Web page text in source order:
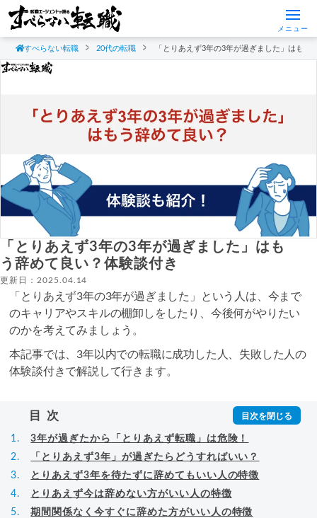
メニュー
すべらない転職 20代の転職 「とりあえず3年の3年が過ぎました」はもう
「とりあえず3年の3年が過ぎました」はも
う辞めて良い？体験談付き
更新日：2025.04.14
「とりあえず3年の3年が過ぎました」という人は、今まで
のキャリアやスキルの棚卸しをしたり、今後何がやりたい
のかを考えてみましょう。
本記事では、3年以内での転職に成功した人、失敗した人の
体験談付きで解説して行きます。
目次
3年が過ぎたから「とりあえず転職」は危険！
「とりあえず3年」が過ぎたらどうすればいい？
とりあえず3年を待たずに辞めてもいい人の特徴
とりあえず今は辞めない方がいい人の特徴
期間関係なく今すぐに辞めた方がいい人の特徴